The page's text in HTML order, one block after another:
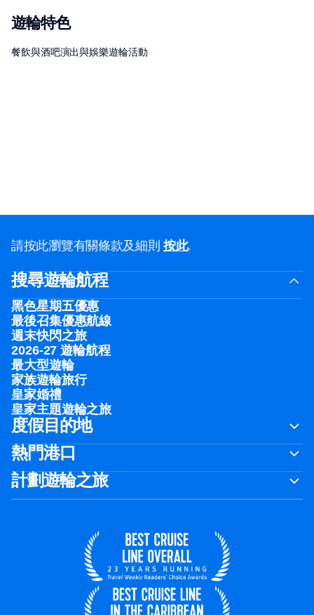
遊輪特色
餐飲與酒吧演出與娛樂遊輪活動
請按此瀏覽有關條款及細則按此.
搜尋遊輪航程
黑色星期五優惠
最後召集優惠航線
週末快閃之旅
2026-27 遊輪航程
最大型遊輪
家族遊輪旅行
皇家婚禮
皇家主題遊輪之旅
度假目的地
熱門港口
計劃遊輪之旅